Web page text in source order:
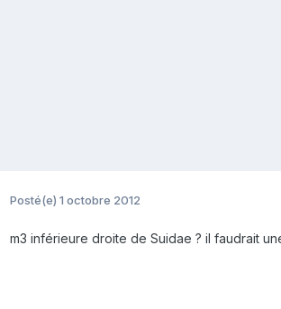
Posté(e) 1 octobre 2012
m3 inférieure droite de Suidae ? il faudrait